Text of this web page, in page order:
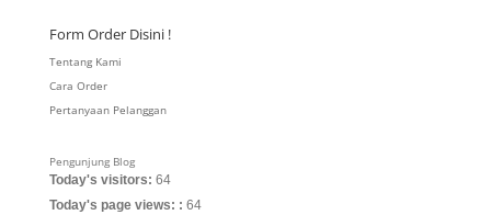
Form Order Disini !
Tentang Kami
Cara Order
Pertanyaan Pelanggan
Pengunjung Blog
Today's visitors: 64
Today's page views: : 64